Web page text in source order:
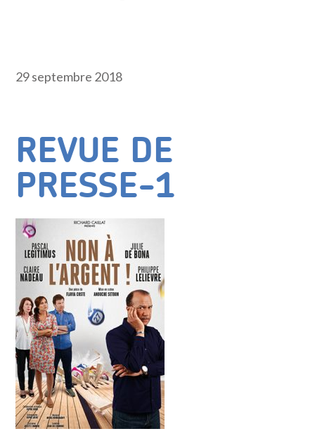
29 septembre 2018
REVUE DE
PRESSE-1